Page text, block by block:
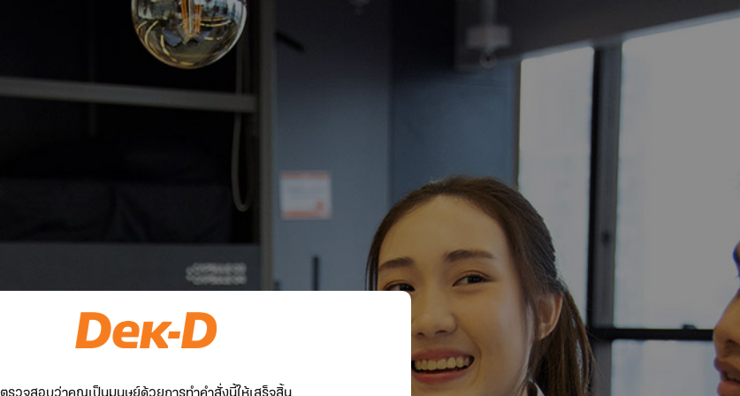
ตรวจสอบว่าคุณเป็นมนุษย์ด้วยการทำคำสั่งนี้ให้เสร็จสิ้น